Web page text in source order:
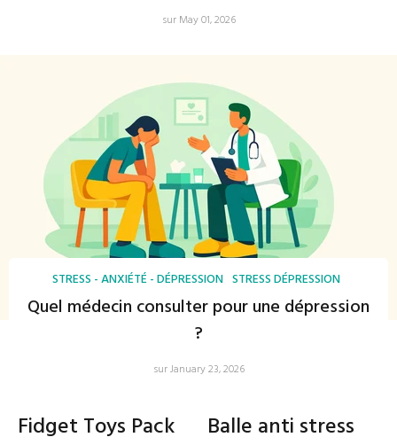
sur May 01, 2026
STRESS - ANXIÉTÉ - DÉPRESSION STRESS DÉPRESSION
Quel médecin consulter pour une dépression
?
sur January 23, 2026
Fidget Toys Pack Balle anti stress